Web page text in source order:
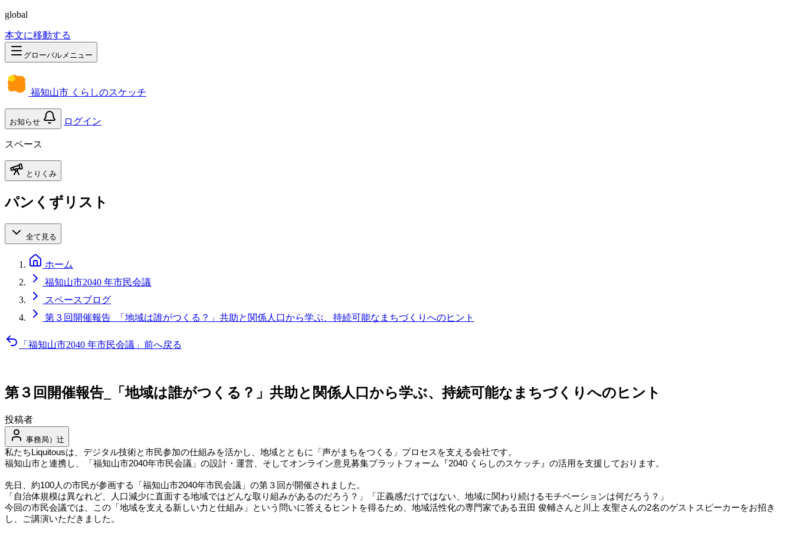
global
本文に移動する
グローバルメニュー
福知山市 くらしのスケッチ
お知らせ ログイン
スペース
とりくみ
パンくずリスト
全て見る
ホーム
福知山市2040 年市民会議
スペースブログ
第３回開催報告_「地域は誰がつくる？」共助と関係人口から学ぶ、持続可能なまちづくりへのヒント
「福知山市2040 年市民会議」前へ戻る
第３回開催報告_「地域は誰がつくる？」共助と関係人口から学ぶ、持続可能なまちづくりへのヒント
投稿者
事務局）辻
私たちLiquitousは、デジタル技術と市民参加の仕組みを活かし、地域とともに「声がまちをつくる」プロセスを支える会社です。
福知山市と連携し、「福知山市2040年市民会議」の設計・運営、そしてオンライン意見募集プラットフォーム『2040 くらしのスケッチ』の活用を支援しております。
先日、約100人の市民が参画する「福知山市2040年市民会議」の第３回が開催されました。
「自治体規模は異なれど、人口減少に直面する地域ではどんな取り組みがあるのだろう？」「正義感だけではない、地域に関わり続けるモチベーションは何だろう？」
今回の市民会議では、この「地域を支える新しい力と仕組み」という問いに答えるヒントを得るため、地域活性化の専門家である丑田 俊輔さんと川上 友聖さんの2名のゲストスピーカーをお招き
し、ご講演いただきました。